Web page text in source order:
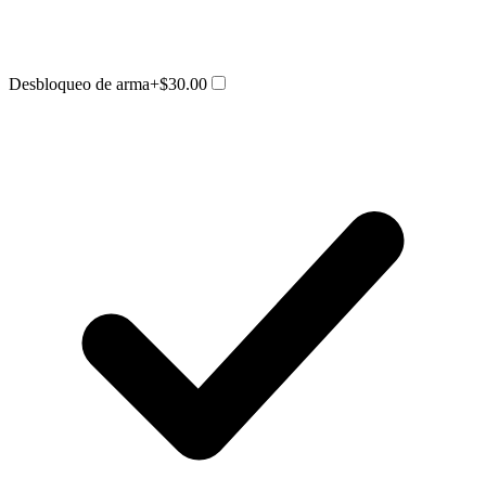
Desbloqueo de arma+$30.00